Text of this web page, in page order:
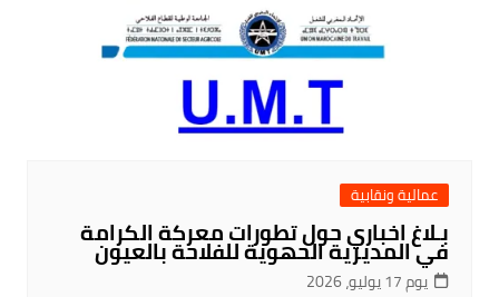
عمالية ونقابية
بـلاغ اخباري حول تطورات معركة الكرامة
في المديرية الحهوية للفلاحة بالعيون
يوم 17 يوليو، 2026